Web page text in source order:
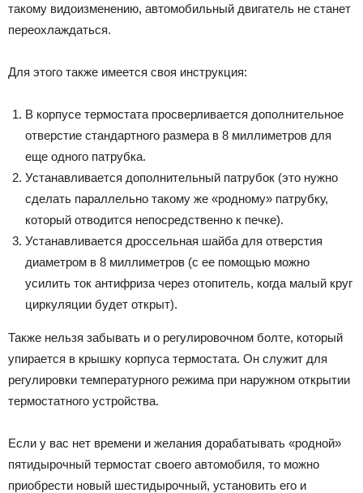
такому видоизменению, автомобильный двигатель не станет
переохлаждаться.
Для этого также имеется своя инструкция:
В корпусе термостата просверливается дополнительное
отверстие стандартного размера в 8 миллиметров для
еще одного патрубка.
Устанавливается дополнительный патрубок (это нужно
сделать параллельно такому же «родному» патрубку,
который отводится непосредственно к печке).
Устанавливается дроссельная шайба для отверстия
диаметром в 8 миллиметров (с ее помощью можно
усилить ток антифриза через отопитель, когда малый круг
циркуляции будет открыт).
Также нельзя забывать и о регулировочном болте, который
упирается в крышку корпуса термостата. Он служит для
регулировки температурного режима при наружном открытии
термостатного устройства.
Если у вас нет времени и желания дорабатывать «родной»
пятидырочный термостат своего автомобиля, то можно
приобрести новый шестидырочный, установить его и